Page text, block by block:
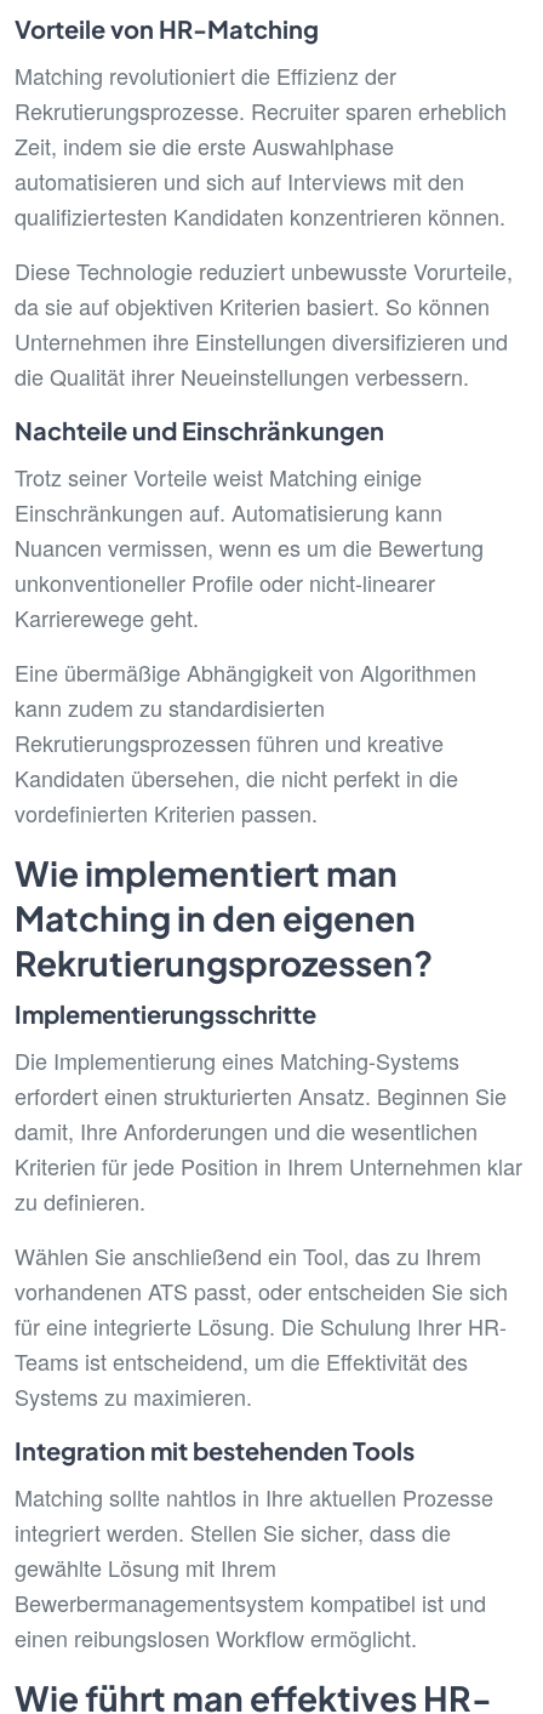
Vorteile von HR-Matching
Matching revolutioniert die Effizienz der
Rekrutierungsprozesse. Recruiter sparen erheblich
Zeit, indem sie die erste Auswahlphase
automatisieren und sich auf Interviews mit den
qualifiziertesten Kandidaten konzentrieren können.
Diese Technologie reduziert unbewusste Vorurteile,
da sie auf objektiven Kriterien basiert. So können
Unternehmen ihre Einstellungen diversifizieren und
die Qualität ihrer Neueinstellungen verbessern.
Nachteile und Einschränkungen
Trotz seiner Vorteile weist Matching einige
Einschränkungen auf. Automatisierung kann
Nuancen vermissen, wenn es um die Bewertung
unkonventioneller Profile oder nicht-linearer
Karrierewege geht.
Eine übermäßige Abhängigkeit von Algorithmen
kann zudem zu standardisierten
Rekrutierungsprozessen führen und kreative
Kandidaten übersehen, die nicht perfekt in die
vordefinierten Kriterien passen.
Wie implementiert man
Matching in den eigenen
Rekrutierungsprozessen?
Implementierungsschritte
Die Implementierung eines Matching-Systems
erfordert einen strukturierten Ansatz. Beginnen Sie
damit, Ihre Anforderungen und die wesentlichen
Kriterien für jede Position in Ihrem Unternehmen klar
zu definieren.
Wählen Sie anschließend ein Tool, das zu Ihrem
vorhandenen ATS passt, oder entscheiden Sie sich
für eine integrierte Lösung. Die Schulung Ihrer HR-
Teams ist entscheidend, um die Effektivität des
Systems zu maximieren.
Integration mit bestehenden Tools
Matching sollte nahtlos in Ihre aktuellen Prozesse
integriert werden. Stellen Sie sicher, dass die
gewählte Lösung mit Ihrem
Bewerbermanagementsystem kompatibel ist und
einen reibungslosen Workflow ermöglicht.
Wie führt man effektives HR-